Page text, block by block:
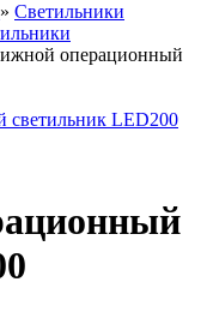
» Светильники
операционный